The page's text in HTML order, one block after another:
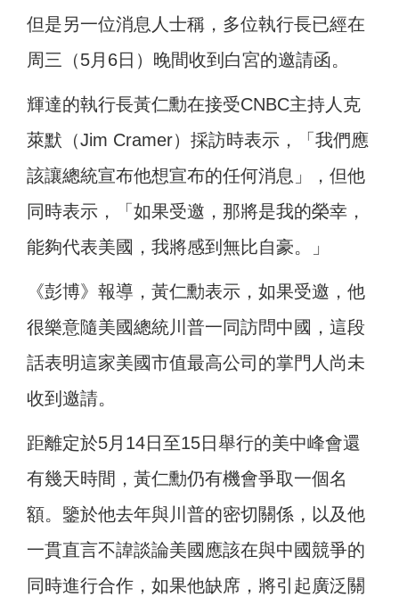
但是另一位消息人士稱，多位執行長已經在
周三（5月6日）晚間收到白宮的邀請函。
輝達的執行長黃仁勳在接受CNBC主持人克
萊默（Jim Cramer）採訪時表示，「我們應
該讓總統宣布他想宣布的任何消息」，但他
同時表示，「如果受邀，那將是我的榮幸，
能夠代表美國，我將感到無比自豪。」
《彭博》報導，黃仁勳表示，如果受邀，他
很樂意隨美國總統川普一同訪問中國，這段
話表明這家美國市值最高公司的掌門人尚未
收到邀請。
距離定於5月14日至15日舉行的美中峰會還
有幾天時間，黃仁勳仍有機會爭取一個名
額。鑒於他去年與川普的密切關係，以及他
一貫直言不諱談論美國應該在與中國競爭的
同時進行合作，如果他缺席，將引起廣泛關